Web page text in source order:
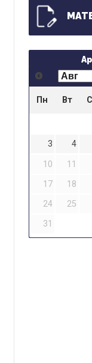
Пн Вт
3
4
10
11
17
18
24
25
31